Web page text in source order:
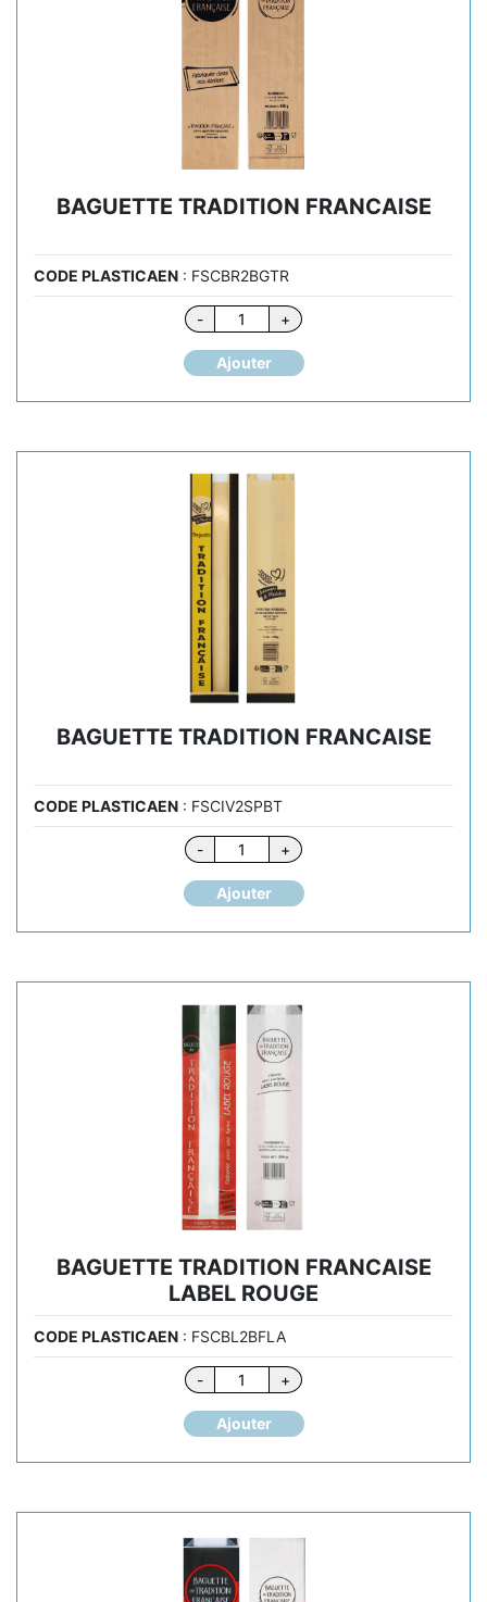
BAGUETTE TRADITION FRANCAISE
CODE PLASTICAEN : FSCBR2BGTR
-
quantité
de
BAGUETTE
FRANCAISE
+
Ajouter
BAGUETTE TRADITION FRANCAISE
CODE PLASTICAEN : FSCIV2SPBT
-
quantité
de
BAGUETTE
FRANCAISE
+
Ajouter
BAGUETTE TRADITION FRANCAISE
LABEL ROUGE
CODE PLASTICAEN : FSCBL2BFLA
-
quantité
de
BAGUETTE
FRANCAISE
ROUGE
+
Ajouter